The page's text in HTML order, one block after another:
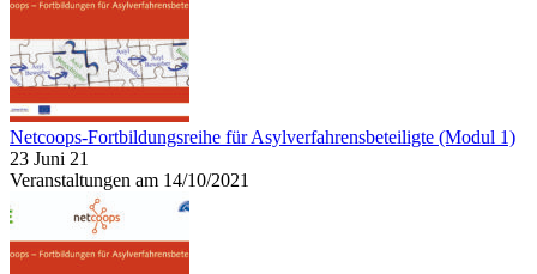
Netcoops-Fortbildungsreihe für Asylverfahrensbeteiligte (Modul 1)
23 Juni 21
Veranstaltungen am 14/10/2021